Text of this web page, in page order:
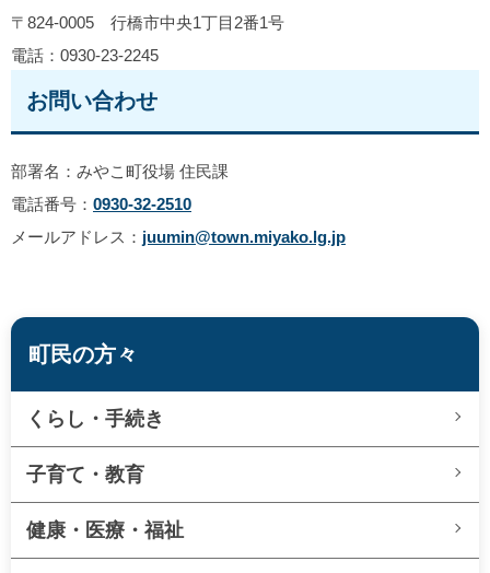
〒824-0005 行橋市中央1丁目2番1号
電話：0930-23-2245
お問い合わせ
部署名：みやこ町役場 住民課
電話番号： 0930-32-2510
メールアドレス： juumin@town.miyako.lg.jp
町民の方々
くらし・手続き
子育て・教育
健康・医療・福祉